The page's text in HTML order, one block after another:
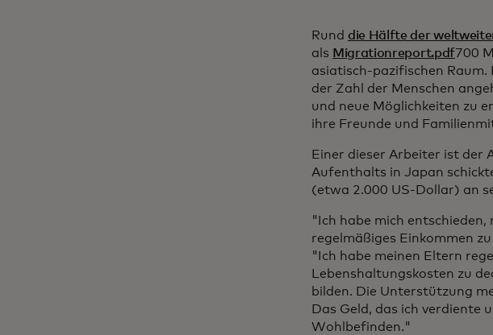
Rund die Hälfte der
als Migrationreport.pdf700
asiatisch-pazifischen Raum.
der Zahl der Menschen
und neue Möglichkeiten zu
ihre Freunde und
Einer dieser Arbeiter ist der
Aufenthalts in Japan
(etwa 2.000 US-Dollar) an
"Ich habe mich entschieden,
regelmäßiges Einkommen
"Ich habe meinen Eltern
Lebenshaltungskosten zu
bilden. Die Unterstützung
Das Geld, das ich verdiente
Wohlbefinden."